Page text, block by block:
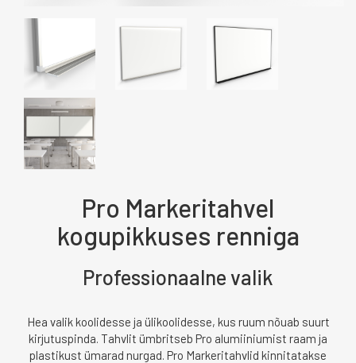
Pro Markeritahvel
kogupikkuses renniga
Professionaalne valik
Hea valik koolidesse ja ülikoolidesse, kus ruum nõuab suurt
kirjutuspinda. Tahvlit ümbritseb Pro alumiiniumist raam ja
plastikust ümarad nurgad. Pro Markeritahvlid kinnitatakse